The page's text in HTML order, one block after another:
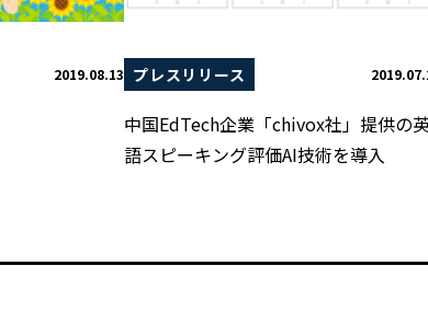
2019.08.13 プレスリリース
中国EdTech企業「chivox社」提供の
語スピーキング評価AI技術を導入